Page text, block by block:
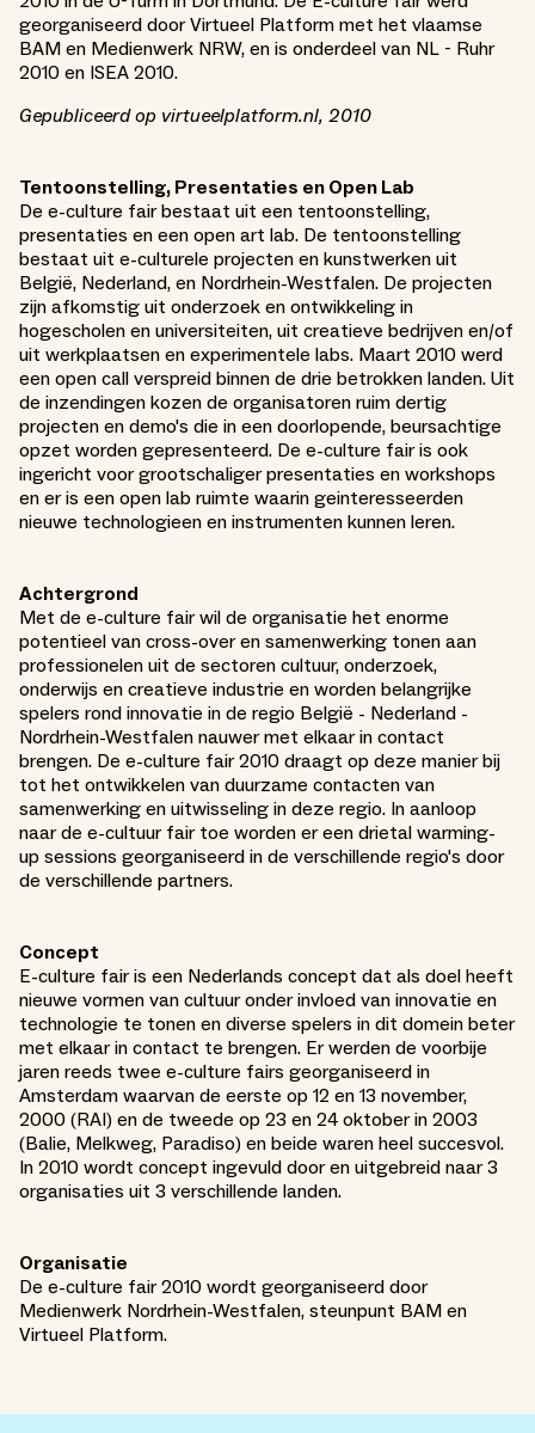
georganiseerd door Virtueel Platform met het vlaamse
BAM en Medienwerk NRW, en is onderdeel van NL - Ruhr
2010 en ISEA 2010.
Gepubliceerd op virtueelplatform.nl, 2010
Tentoonstelling, Presentaties en Open Lab
De e-culture fair bestaat uit een tentoonstelling,
presentaties en een open art lab. De tentoonstelling
bestaat uit e-culturele projecten en kunstwerken uit
België, Nederland, en Nordrhein-Westfalen. De projecten
zijn afkomstig uit onderzoek en ontwikkeling in
hogescholen en universiteiten, uit creatieve bedrijven en/of
uit werkplaatsen en experimentele labs. Maart 2010 werd
een open call verspreid binnen de drie betrokken landen. Uit
de inzendingen kozen de organisatoren ruim dertig
projecten en demo's die in een doorlopende, beursachtige
opzet worden gepresenteerd. De e-culture fair is ook
ingericht voor grootschaliger presentaties en workshops
en er is een open lab ruimte waarin geinteresseerden
nieuwe technologieen en instrumenten kunnen leren.
Achtergrond
Met de e-culture fair wil de organisatie het enorme
potentieel van cross-over en samenwerking tonen aan
professionelen uit de sectoren cultuur, onderzoek,
onderwijs en creatieve industrie en worden belangrijke
spelers rond innovatie in de regio België - Nederland -
Nordrhein-Westfalen nauwer met elkaar in contact
brengen. De e-culture fair 2010 draagt op deze manier bij
tot het ontwikkelen van duurzame contacten van
samenwerking en uitwisseling in deze regio. In aanloop
naar de e-cultuur fair toe worden er een drietal warming-
up sessions georganiseerd in de verschillende regio's door
de verschillende partners.
Concept
E-culture fair is een Nederlands concept dat als doel heeft
nieuwe vormen van cultuur onder invloed van innovatie en
technologie te tonen en diverse spelers in dit domein beter
met elkaar in contact te brengen. Er werden de voorbije
jaren reeds twee e-culture fairs georganiseerd in
Amsterdam waarvan de eerste op 12 en 13 november,
2000 (RAI) en de tweede op 23 en 24 oktober in 2003
(Balie, Melkweg, Paradiso) en beide waren heel succesvol.
In 2010 wordt concept ingevuld door en uitgebreid naar 3
organisaties uit 3 verschillende landen.
Organisatie
De e-culture fair 2010 wordt georganiseerd door
Medienwerk Nordrhein-Westfalen, steunpunt BAM en
Virtueel Platform.